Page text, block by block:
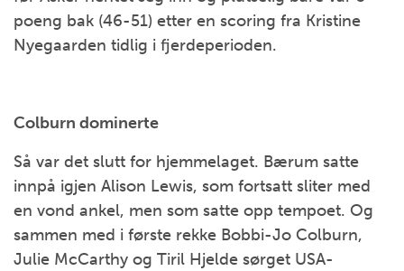
poeng bak (46-51) etter en scoring fra Kristine
Nyegaarden tidlig i fjerdeperioden.
Colburn dominerte
Så var det slutt for hjemmelaget. Bærum satte
innpå igjen Alison Lewis, som fortsatt sliter med
en vond ankel, men som satte opp tempoet. Og
sammen med i første rekke Bobbi-Jo Colburn,
Julie McCarthy og Tiril Hjelde sørget USA-